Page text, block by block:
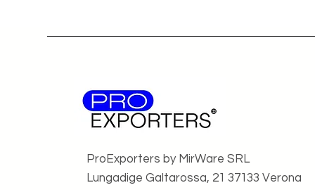
ProExporters by MirWare SRL
Lungadige Galtarossa, 21 37133 Verona